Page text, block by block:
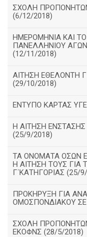
ΣΧΟΛΗ ΠΡΟΠΟΝΗΤΩΝ
(6/12/2018)
ΗΜΕΡΟΜΗΝΙΑ ΚΑΙ
ΠΑΝΕΛΛΗΝΙΟΥ
(12/11/2018)
ΑΙΤΗΣΗ ΕΘΕΛΟΝΤΗ
(29/10/2018)
ΕΝΤΥΠΟ ΚΑΡΤΑΣ
Η ΑΙΤΗΣΗ
(25/9/2018)
ΤΑ ΟΝΟΜΑΤΑ ΟΣΩΝ
Η ΑΙΤΗΣΗ ΤΟΥΣ
Γ΄ΚΑΤΗΓΟΡΙΑΣ (25/
ΠΡΟΚΗΡΥΞΗ ΓΙΑ
ΟΜΟΣΠΟΝΔΙΑΚΟΥ
ΣΧΟΛΗ
ΕΚΟΦΝΣ (28/5/2018)